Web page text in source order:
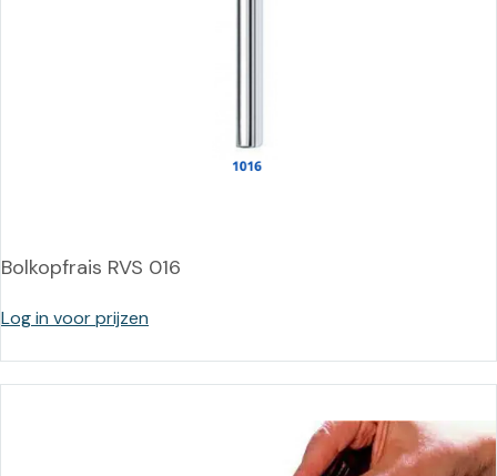
Bolkopfrais RVS 016
Log in voor prijzen